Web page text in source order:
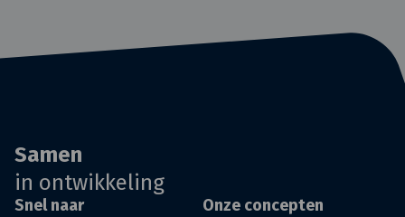
Samen
in ontwikkeling
Snel naar Onze concepten